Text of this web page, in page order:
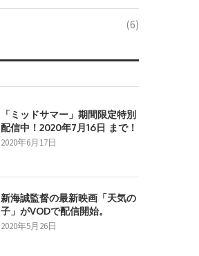
(6)
「ミッドサマー」期間限定特別
配信中！2020年7月16日 まで！
2020年6月17日
新海誠監督の最新映画「天気の
子」がVODで配信開始。
2020年5月26日